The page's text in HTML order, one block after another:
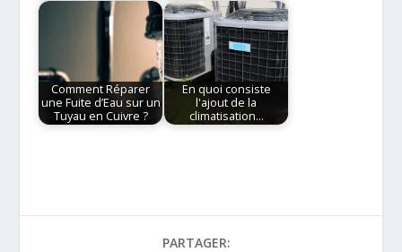
Comment Réparer
une Fuite d’Eau sur un
Tuyau en Cuivre ?
En quoi consiste
l'ajout de la
climatisation…
PARTAGER: